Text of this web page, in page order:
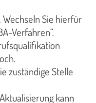
Sie hierfür
Verfahren“.
zuständige Stelle
kann